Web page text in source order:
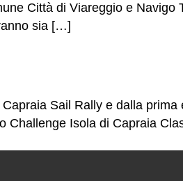
Città di Viareggio e Navigo
sia […]
Sail Rally e dalla prima
Challenge Isola di Capraia